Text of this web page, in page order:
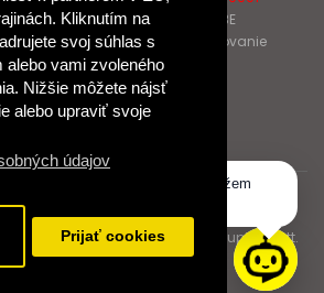
Kliknutím na
svoj súhlas s
vami zvoleného
Nižšie môžete nájsť
alebo upraviť svoje
údajov
Prijať cookies
Klientska zóna RAABE
Katalógy na prelistovanie
Josef Raabe Slovensko, s.r.o.
s.r.o., člen medzinárodnej skupiny Klett.
ku kvalitnému vzdelávaniu.
Dobrý deň, ako vám môžem